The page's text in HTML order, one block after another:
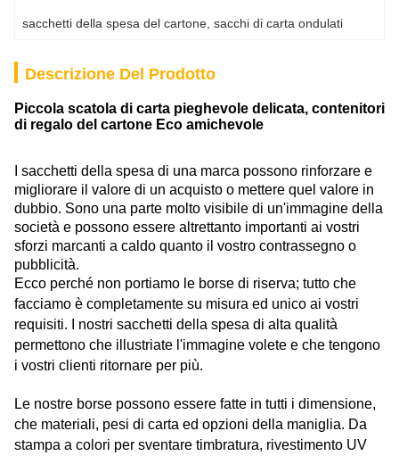
sacchetti della spesa del cartone sacchi di carta ondulati
Descrizione Del Prodotto
Piccola scatola di carta pieghevole delicata, contenitori
di regalo del cartone Eco amichevole
I sacchetti della spesa di una marca possono rinforzare e
migliorare il valore di un acquisto o mettere quel valore in
dubbio. Sono una parte molto visibile di un'immagine della
società e possono essere altrettanto importanti ai vostri
sforzi marcanti a caldo quanto il vostro contrassegno o
pubblicità.
Ecco perché non portiamo le borse di riserva; tutto che
facciamo è completamente su misura ed unico ai vostri
requisiti. I nostri sacchetti della spesa di alta qualità
permettono che illustriate l'immagine volete e che tengono
i vostri clienti ritornare per più.
Le nostre borse possono essere fatte in tutti i dimensione,
che materiali, pesi di carta ed opzioni della maniglia. Da
stampa a colori per sventare timbratura, rivestimento UV